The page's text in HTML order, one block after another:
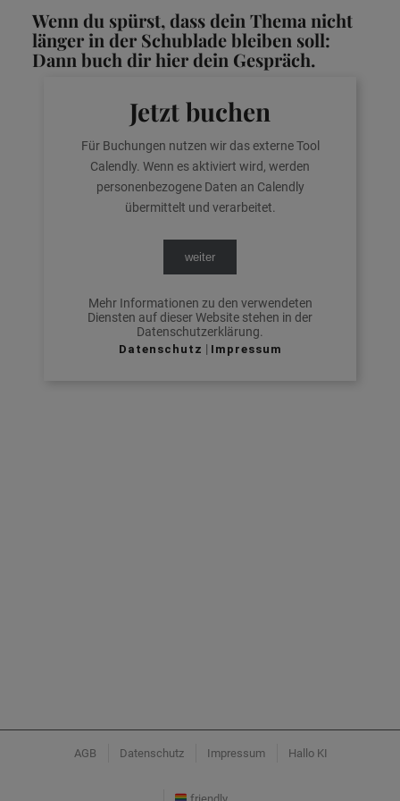
Wenn du spürst, dass dein Thema nicht
länger in der Schublade bleiben soll:
Dann buch dir hier dein Gespräch.
Jetzt buchen
Für Buchungen nutzen wir das externe Tool
Calendly. Wenn es aktiviert wird, werden
personenbezogene Daten an Calendly
übermittelt und verarbeitet.
weiter
Mehr Informationen zu den verwendeten
Diensten auf dieser Website stehen in der
Datenschutzerklärung.
Datenschutz | Impressum
AGB Datenschutz Impressum Hallo KI